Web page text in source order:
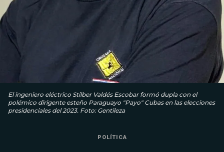
El ingeniero eléctrico Stilber Valdés Escobar formó dupla con el
polémico dirigente esteño Paraguayo "Payo" Cubas en las elecciones
presidenciales del 2023. Foto: Gentileza
POLÍTICA